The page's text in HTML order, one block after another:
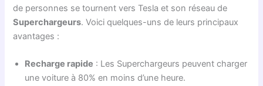
de personnes se tournent vers Tesla et son réseau de
Superchargeurs. Voici quelques-uns de leurs principaux
avantages :
Recharge rapide : Les Superchargeurs peuvent charger
une voiture à 80% en moins d’une heure.